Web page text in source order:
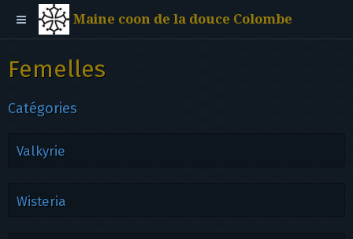
Maine coon de la douce Colombe
Femelles
Catégories
Valkyrie
Wisteria